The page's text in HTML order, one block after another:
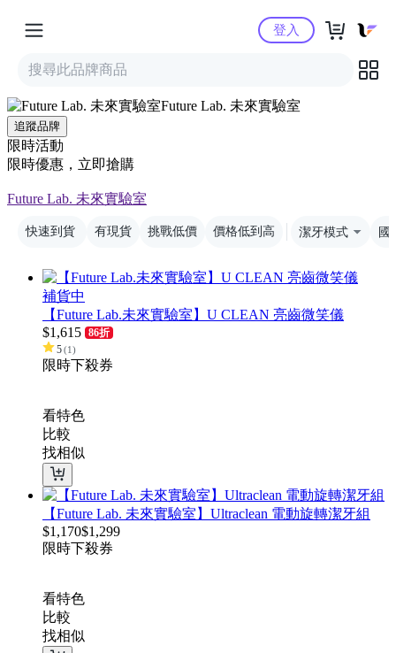
Yahoo購物中心
登入
Future Lab. 未來實驗室
追蹤品牌
限時活動
限時優惠，立即搶購
Future Lab. 未來實驗室
快速到貨 有現貨 挑戰低價 價格低到高 潔牙模式 國
補貨中
【Future Lab.未來實驗室】U CLEAN 亮齒微笑儀
$1,615 86折
5(1)
限時下殺券
看特色
比較
找相似
【Future Lab. 未來實驗室】Ultraclean 電動旋轉潔牙組
$1,170$1,299
限時下殺券
看特色
比較
找相似